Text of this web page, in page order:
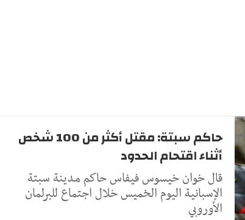
حاكم سبتة: مقتل أكثر من 100 شخص
أثناء اقتحام الحدود
قال ‌خوان ‌خيسوس فيفاس ‌حاكم مدينة سبتة
⁠الإسبانية اليوم ​الخميس خلال ⁠اجتماع للبرلمان
الأوروبي ⁠